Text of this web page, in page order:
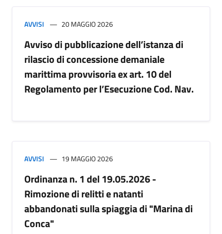
AVVISI 20 MAGGIO 2026
Avviso di pubblicazione dell’istanza di
rilascio di concessione demaniale
marittima provvisoria ex art. 10 del
Regolamento per l’Esecuzione Cod. Nav.
AVVISI 19 MAGGIO 2026
Ordinanza n. 1 del 19.05.2026 -
Rimozione di relitti e natanti
abbandonati sulla spiaggia di "Marina di
Conca"